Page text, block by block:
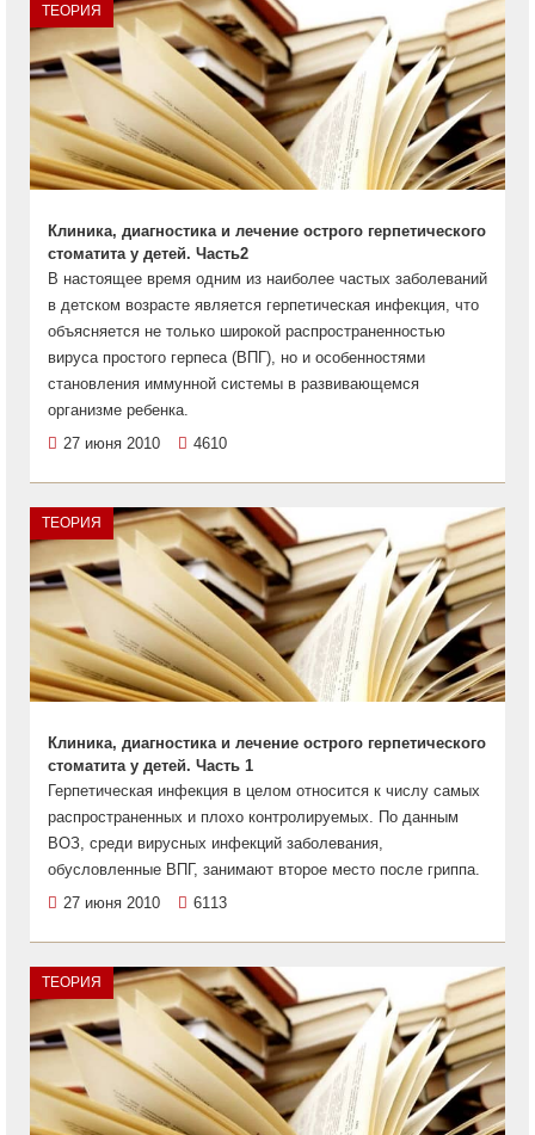
ТЕОРИЯ
Клиника, диагностика и лечение острого герпетического
стоматита у детей. Часть2
В настоящее время одним из наиболее частых заболеваний
в детском возрасте является герпетическая инфекция, что
объясняется не только широкой распространенностью
вируса простого герпеса (ВПГ), но и особенностями
становления иммунной системы в развивающемся
организме ребенка.
27 июня 2010
4610
ТЕОРИЯ
Клиника, диагностика и лечение острого герпетического
стоматита у детей. Часть 1
Герпетическая инфекция в целом относится к числу самых
распространенных и плохо контролируемых. По данным
ВОЗ, среди вирусных инфекций заболевания,
обусловленные ВПГ, занимают второе место после гриппа.
27 июня 2010
6113
ТЕОРИЯ